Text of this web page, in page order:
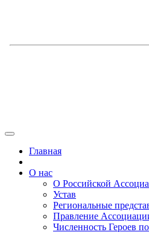
Главная
О нас
О Российской
Устав
Региональные
Правление
Численность Героев